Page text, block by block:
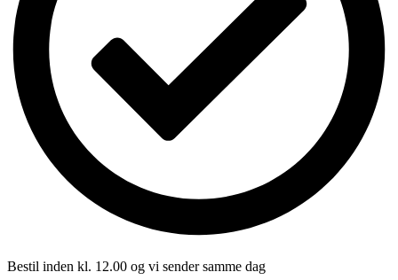
Bestil inden kl. 12.00 og vi sender samme dag